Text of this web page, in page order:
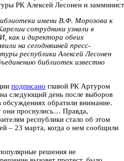
РК Алексей Лесонен и
имени В.Ф. Морозова к
сотрудники узнали в
как и директора обеих
на сегодняшней пресс-
республики Алексей Лесонен
библиотек известно
подписано главой РК Артуром
следующий день после выборов
обсуждениях обратили внимание.
они проснулись… Правда,
республики стало об этом
– 23 марта, когда о нем сообщили
решения не